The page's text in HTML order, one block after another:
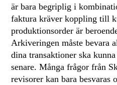
är bara begriplig i
faktura kräver koppling till
produktionsorder är
Arkiveringen måste bevara
dina transaktioner ska
senare. Många frågor från
revisorer kan bara besvaras